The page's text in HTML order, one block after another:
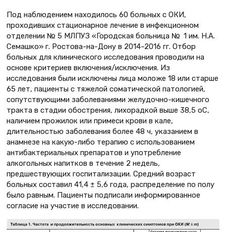
Под наблюдением находилось 60 больных с ОКИ,
проходивших стационарное лечение в инфекционном
отделении № 5 МЛПУЗ «Городская больница № 1 им. Н.А.
Семашко» г. Ростова-на-Дону в 2014–2016 гг. Отбор
больных для клинического исследования проводили на
основе критериев включения/исключения. Из
исследования были исключены лица моложе 18 или старше
65 лет, пациенты с тяжелой соматической патологией,
сопутствующими заболеваниями желудочно-кишечного
тракта в стадии обострения, лихорадкой выше 38,5 оС,
наличием прожилок или примеси крови в кале,
длительностью заболевания более 48 ч, указанием в
анамнезе на какую-либо терапию с использованием
антибактериальных препаратов и употребление
алкогольных напитков в течение 2 недель,
предшествующих госпитализации. Средний возраст
больных составил 41,4 ± 5,6 года, распределение по полу
было равным. Пациенты подписали информированное
согласие на участие в исследовании.